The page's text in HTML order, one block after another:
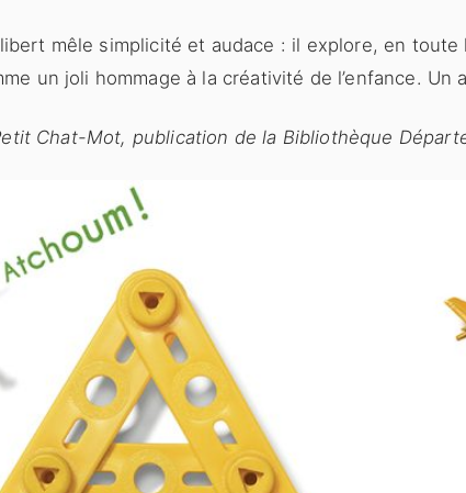
mêle simplicité et audace : il explore, en
un joli hommage à la créativité de l’enfance. Un
Chat-Mot, publication de la Bibliothèque